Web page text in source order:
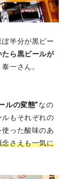
半分が黒ビー
ら黒ビールが
泰一さん。
ルの変態”なの
もそれぞれの
った酸味のあ
さえも一気に